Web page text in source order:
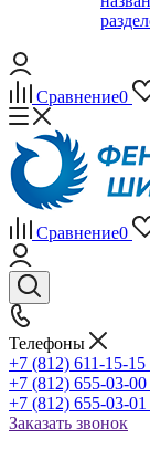
Сравнение0
Сравнение0
Телефоны
+7 (812) 611-15-
+7 (812) 655-03-
+7 (812) 655-03-
Заказать звонок